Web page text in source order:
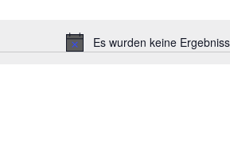
Hinweis
Es wurden keine